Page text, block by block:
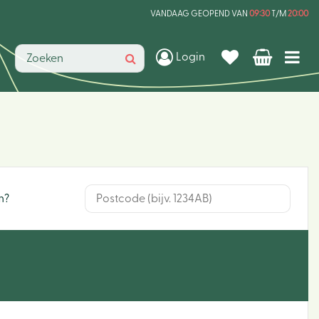
VANDAAG GEOPEND VAN 09:30T/M 20:00
Login